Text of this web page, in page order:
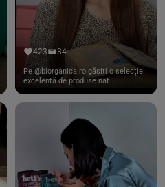
423 34
Pe @biorganica.ro găsiți o selecție
excelentă de produse nat...